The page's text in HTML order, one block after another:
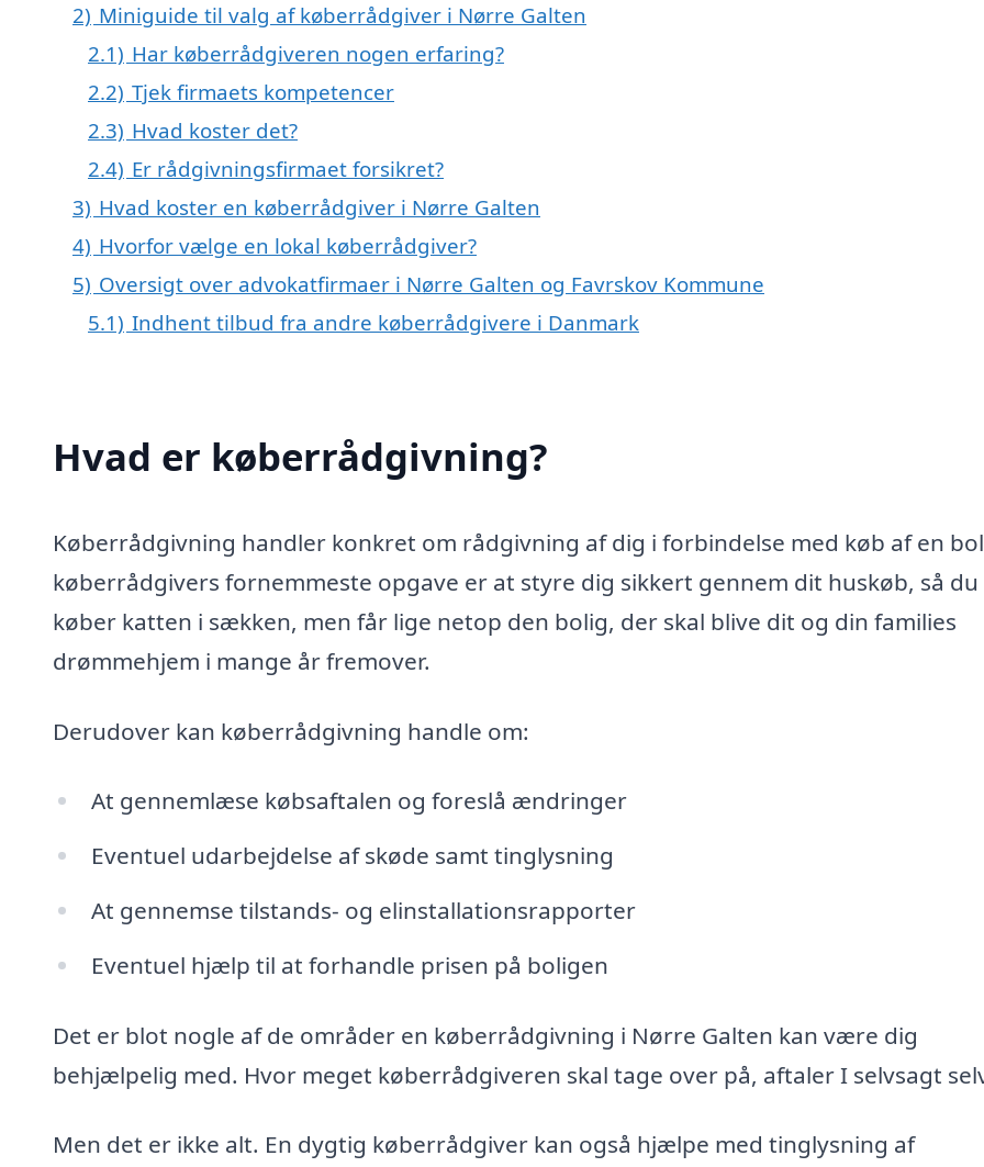
2) Miniguide til valg af køberrådgiver i Nørre Galten
2.1) Har køberrådgiveren nogen erfaring?
2.2) Tjek firmaets kompetencer
2.3) Hvad koster det?
2.4) Er rådgivningsfirmaet forsikret?
3) Hvad koster en køberrådgiver i Nørre Galten
4) Hvorfor vælge en lokal køberrådgiver?
5) Oversigt over advokatfirmaer i Nørre Galten og Favrskov Kommune
5.1) Indhent tilbud fra andre køberrådgivere i Danmark
Hvad er køberrådgivning?
Køberrådgivning handler konkret om rådgivning af dig i forbindelse med køb af en
køberrådgivers fornemmeste opgave er at styre dig sikkert gennem dit huskøb, så du
køber katten i sækken, men får lige netop den bolig, der skal blive dit og din families
drømmehjem i mange år fremover.
Derudover kan køberrådgivning handle om:
At gennemlæse købsaftalen og foreslå ændringer
Eventuel udarbejdelse af skøde samt tinglysning
At gennemse tilstands- og elinstallationsrapporter
Eventuel hjælp til at forhandle prisen på boligen
Det er blot nogle af de områder en køberrådgivning i Nørre Galten kan være dig
behjælpelig med. Hvor meget køberrådgiveren skal tage over på, aftaler I selvsagt
Men det er ikke alt. En dygtig køberrådgiver kan også hjælpe med tinglysning af